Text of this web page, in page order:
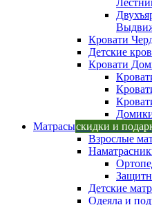
Кровати
Детские
Кровати
Матрасыскидки и
Взрослые
Детские
Одеяла и